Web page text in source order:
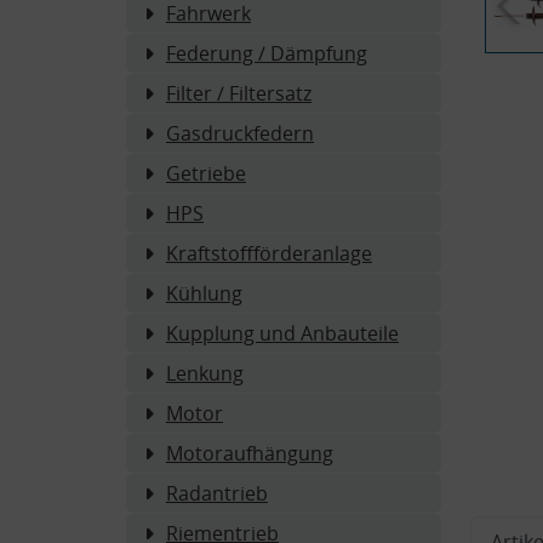
Fahrwerk
Federung / Dämpfung
Filter / Filtersatz
Gasdruckfedern
Getriebe
HPS
Kraftstoffförderanlage
Kühlung
Kupplung und Anbauteile
Lenkung
Motor
Motoraufhängung
Radantrieb
Riementrieb